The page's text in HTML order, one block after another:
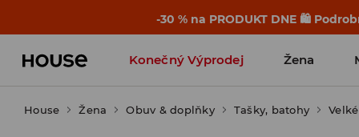
-30 % na PRODUKT DNE 🛍️
Konečný Výprodej Žena
House Žena Obuv & doplňky Tašky, batohy